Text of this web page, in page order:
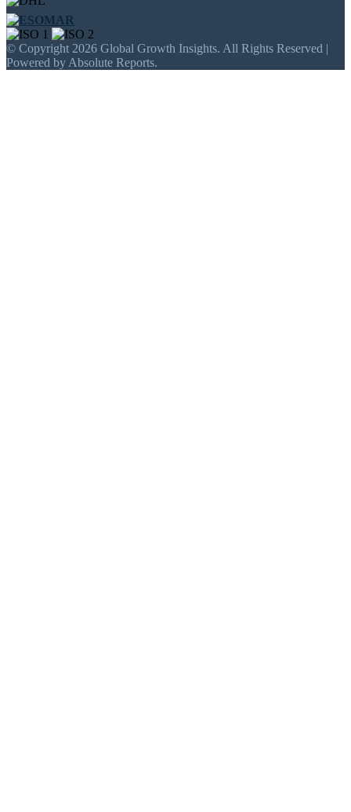
© Copyright 2026 Global Growth Insights. All Rights Reserved |
Powered by Absolute Reports.